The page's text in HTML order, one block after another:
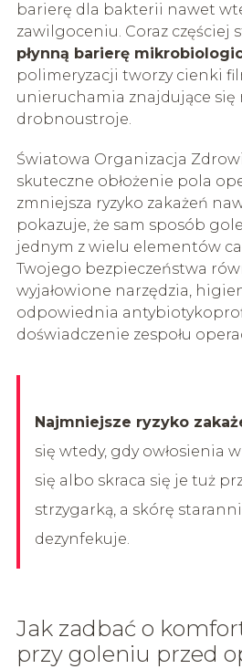
barierę dla bakterii nawet
zawilgoceniu. Coraz częściej
płynną barierę
polimeryzacji tworzy cienki
unieruchamia znajdujące się
drobnoustroje.
Światowa Organizacja
skuteczne obłożenie pola
zmniejsza ryzyko zakażeń
pokazuje, że sam sposób
jednym z wielu elementów
Twojego bezpieczeństwa
wyjałowione narzędzia,
odpowiednia
doświadczenie zespołu
Najmniejsze ryzyko
się wtedy, gdy owłosienia
się albo skraca się je tuż
strzygarką, a skórę
dezynfekuje.
Jak zadbać o
przy goleniu przed